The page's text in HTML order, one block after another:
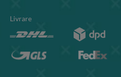
Livrare